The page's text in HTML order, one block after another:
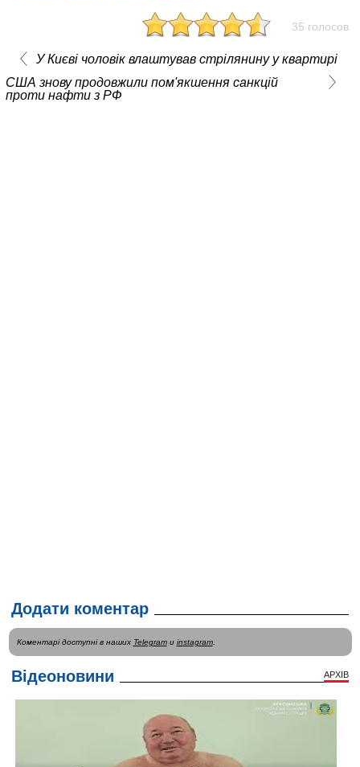
35 голосов
У Києві чоловік влаштував стрілянину у квартирі
США знову продовжили пом'якшення санкцій
проти нафти з РФ
Додати коментар
Коментарі доступні в наших Telegramи instagram.
Відеоновини АРХІВ